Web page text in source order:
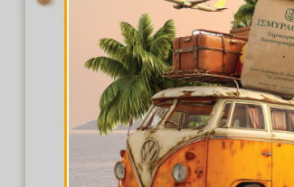
Ξηροί Καρποί
Φιστίκι Πεπερόνι